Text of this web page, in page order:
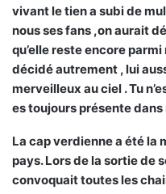
vivant le tien a subi de
nous ses fans ,on aurait
qu’elle reste encore
décidé autrement , lui
merveilleux au ciel . Tu
es toujours présente
La cap verdienne a été la
pays. Lors de la sortie de
convoquait toutes les